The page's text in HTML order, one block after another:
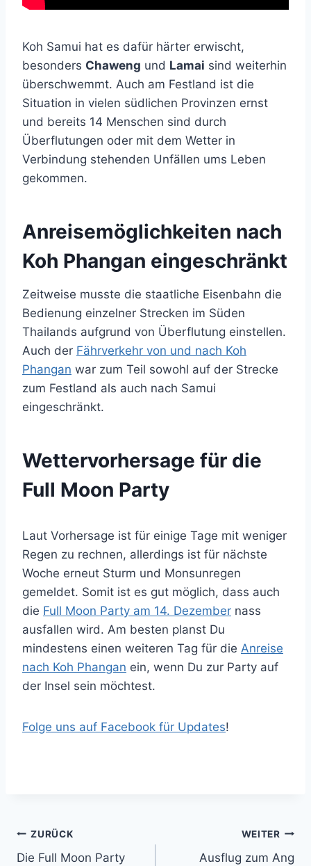
Koh Samui hat es dafür härter erwischt,
besonders Chaweng und Lamai sind weiterhin
überschwemmt. Auch am Festland ist die
Situation in vielen südlichen Provinzen ernst
und bereits 14 Menschen sind durch
Überflutungen oder mit dem Wetter in
Verbindung stehenden Unfällen ums Leben
gekommen.
Anreisemöglichkeiten nach
Koh Phangan eingeschränkt
Zeitweise musste die staatliche Eisenbahn die
Bedienung einzelner Strecken im Süden
Thailands aufgrund von Überflutung einstellen.
Auch der Fährverkehr von und nach Koh
Phangan war zum Teil sowohl auf der Strecke
zum Festland als auch nach Samui
eingeschränkt.
Wettervorhersage für die
Full Moon Party
Laut Vorhersage ist für einige Tage mit weniger
Regen zu rechnen, allerdings ist für nächste
Woche erneut Sturm und Monsunregen
gemeldet. Somit ist es gut möglich, dass auch
die Full Moon Party am 14. Dezember nass
ausfallen wird. Am besten planst Du
mindestens einen weiteren Tag für die Anreise
nach Koh Phangan ein, wenn Du zur Party auf
der Insel sein möchtest.
Folge uns auf Facebook für Updates!
Beitragsnavigation
ZURÜCK
Die Full Moon Party
WEITER
Ausflug zum Ang